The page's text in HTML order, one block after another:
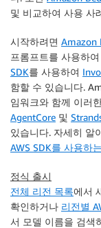
및 비교하여 사용 사
시작하려면 Amazon
프롬프트를 사용하
SDK를 사용하여
함할 수 있습니다.
임워크와 함께 이러
AgentCore 및
있습니다. 자세히 알
AWS SDK를 사용하
정식 출시
전체 리전 목록에서
확인하거나 리전별
서 모델 이름을 검색